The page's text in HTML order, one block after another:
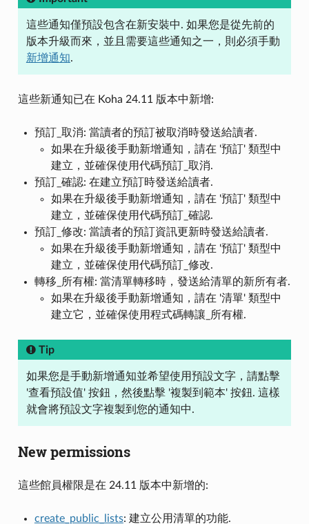
這些通知僅預設包含在新安裝中. 如果您是從先前的
版本升級而來，並且需要這些通知之一，則必須手動
新增通知.
這些新通知已在 Koha 24.11 版本中新增:
預訂_取消: 當讀者的預訂被取消時發送給讀者.
如果在升級後手動新增通知，請在 '預訂' 類型中
建立，並確保使用代碼預訂_取消.
預訂_確認: 在建立預訂時發送給讀者.
如果在升級後手動新增通知，請在 '預訂' 類型中
建立，並確保使用代碼預訂_確認.
預訂_修改: 當讀者的預訂資訊更新時發送給讀者.
如果在升級後手動新增通知，請在 '預訂' 類型中
建立，並確保使用代碼預訂_修改.
轉移_所有權: 當清單轉移時，發送給清單的新所有者.
如果在升級後手動新增通知，請在 '清單' 類型中
建立它，並確保使用程式碼轉讓_所有權.
Tip
如果您是手動新增通知並希望使用預設文字，請點擊
'查看預設值' 按鈕，然後點擊 '複製到範本' 按鈕. 這樣
就會將預設文字複製到您的通知中.
New permissions
這些館員權限是在 24.11 版本中新增的:
create_public_lists: 建立公用清單的功能.